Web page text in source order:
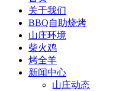
关于我们
BBQ自助烧烤
山庄环境
柴火鸡
烤全羊
新闻中心
山庄动态